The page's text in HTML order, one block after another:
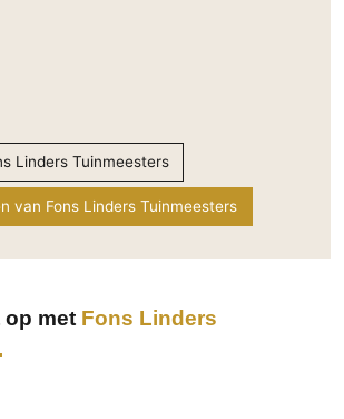
Linders Tuinmeesters
van Fons Linders Tuinmeesters
op met Fons Linders